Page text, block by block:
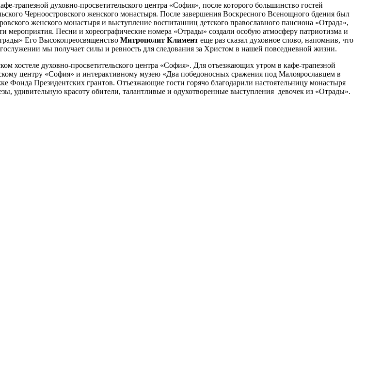
трапезной духовно-просветительского центра «София», после которого большинство гостей
Черноостровского женского монастыря. После завершения Воскресного Всенощного бдения был
женского монастыря и выступление воспитанниц детского православного пансиона «Отрада»,
мероприятия. Песни и хореографические номера «Отрады» создали особую атмосферу патриотизма и
Его Высокопреосвященство Митрополит Климент еще раз сказал духовное слово, напомнив, что
мы получает силы и ревность для следования за Христом в нашей повседневной жизни.
хостеле духовно-просветительского центра «София». Для отъезжающих утром в кафе-трапезной
центру «София» и интерактивному музею «Два победоносных сражения под Малоярославцем в
Президентских грантов. Отъезжающие гости горячо благодарили настоятельницу монастыря
удивительную красоту обители, талантливые и одухотворенные выступления девочек из «Отрады».